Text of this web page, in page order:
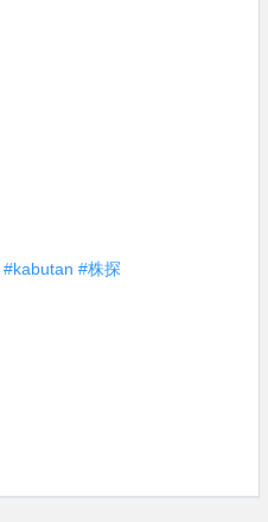
#kabutan #株探